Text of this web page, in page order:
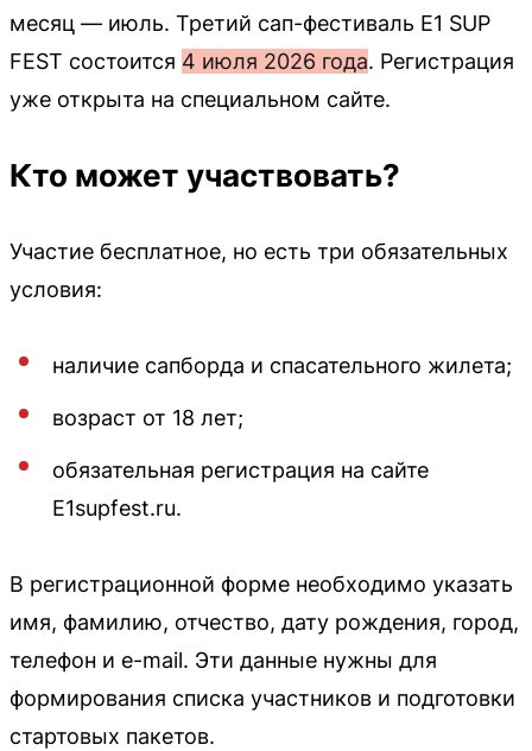
месяц — июль. Третий сап-фестиваль E1 SUP
FEST состоится 4 июля 2026 года. Регистрация
уже открыта на специальном сайте.
Кто может участвовать?
Участие бесплатное, но есть три обязательных
условия:
наличие сапборда и спасательного жилета;
возраст от 18 лет;
обязательная регистрация на сайте
E1supfest.ru.
В регистрационной форме необходимо указать
имя, фамилию, отчество, дату рождения, город,
телефон и e-mail. Эти данные нужны для
формирования списка участников и подготовки
стартовых пакетов.